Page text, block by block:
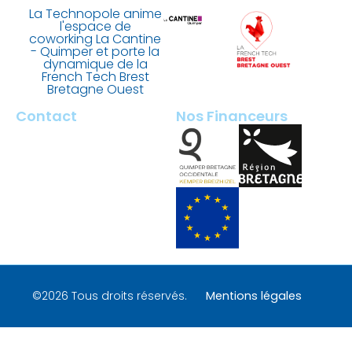
La Technopole anime
l'espace de
coworking La Cantine
- Quimper et porte la
dynamique de la
French Tech Brest
Bretagne Ouest
Contact Nos Financeurs
©2026 Tous droits réservés. Mentions légales